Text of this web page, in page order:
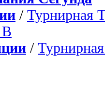
/ Турнирная
/